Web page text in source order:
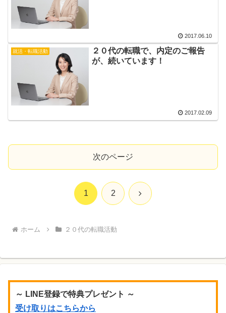
2017.06.10
就活・転職活動
２０代の転職で、内定のご報告
が、続いています！
2017.02.09
次のページ
1 2 次
ホーム ２０代の転職活動
～ LINE登録で特典プレゼント ～
受け取りはこちらから